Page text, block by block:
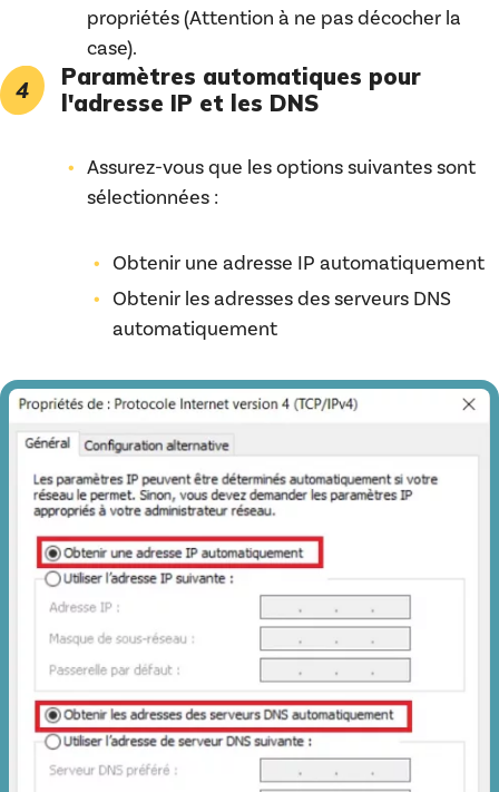
propriétés (Attention à ne pas décocher la
case).
Paramètres automatiques pour
l'adresse IP et les DNS
Assurez-vous que les options suivantes sont
sélectionnées :
Obtenir une adresse IP automatiquement
Obtenir les adresses des serveurs DNS
automatiquement